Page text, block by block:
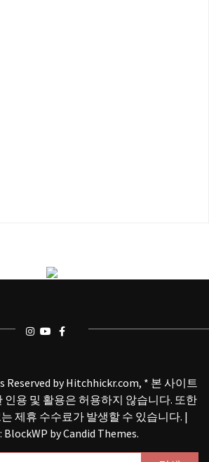
by Hitchhickr.com, * 본 사이트
인용 및 활용은 허용하지 않습니다. 또한
제휴 수수료가 발생할 수 있습니다. |
BlockWP byCandid Themes.